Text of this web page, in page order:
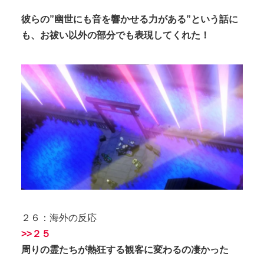
彼らの”幽世にも音を響かせる力がある”という話に
も、お祓い以外の部分でも表現してくれた！
２６：海外の反応
>>２５
周りの霊たちが熱狂する観客に変わるの凄かった